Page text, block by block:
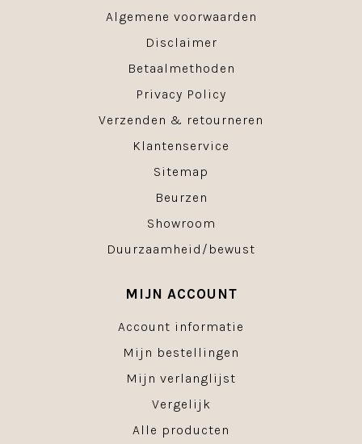
Algemene voorwaarden
Disclaimer
Betaalmethoden
Privacy Policy
Verzenden & retourneren
Klantenservice
Sitemap
Beurzen
Showroom
Duurzaamheid/bewust
MIJN ACCOUNT
Account informatie
Mijn bestellingen
Mijn verlanglijst
Vergelijk
Alle producten